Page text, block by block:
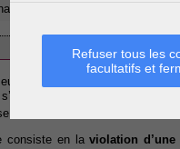
Refuser tous les
facultatifs et
réalités. Le médecin peut
d’agir
librement et consciemment et
consiste en laviolation